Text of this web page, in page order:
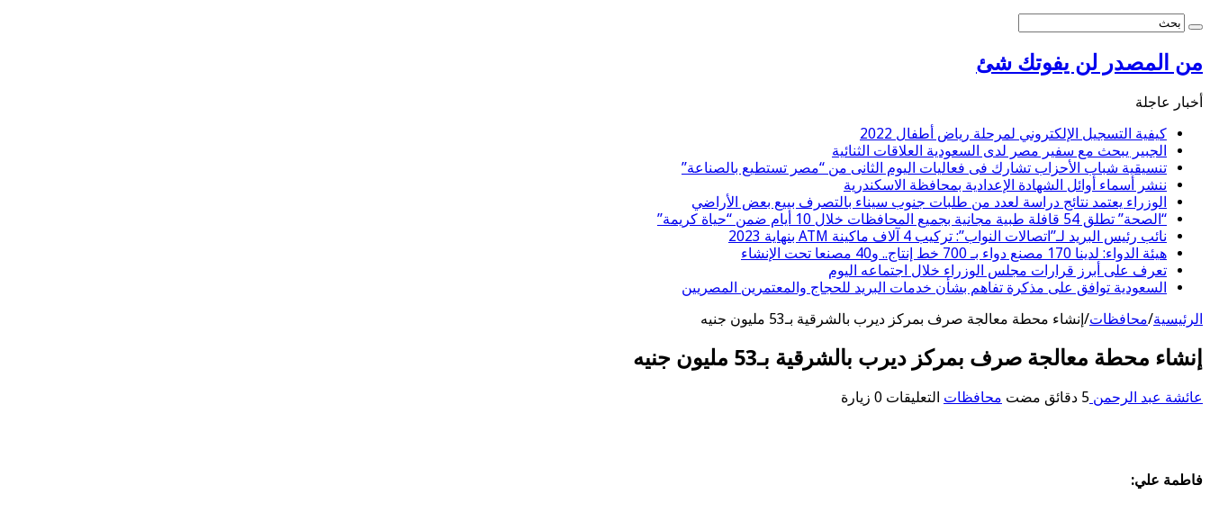
من المصدر لن يفوتك شئ
أخبار عاجلة
كيفية التسجيل الإلكتروني لمرحلة رياض أطفال 2022
الجبير يبحث مع سفير مصر لدى السعودية العلاقات الثنائية
تنسيقية شباب الأحزاب تشارك فى فعاليات اليوم الثانى من “مصر تستطيع بالصناعة”
ننشر أسماء أوائل الشهادة الإعدادية بمحافظة الاسكندرية
الوزراء يعتمد نتائج دراسة لعدد من طلبات جنوب سيناء بالتصرف بييع بعض الأراضي
“الصحة” تطلق 54 قافلة طبية مجانية بجميع المحافظات خلال 10 أيام ضمن “حياة كريمة”
نائب رئيس البريد لـ”اتصالات النواب”: تركيب 4 آلاف ماكينة ATM بنهاية 2023
هيئة الدواء: لدينا 170 مصنع دواء بـ 700 خط إنتاج.. و40 مصنعا تحت الإنشاء
تعرف على أبرز قرارات مجلس الوزراء خلال اجتماعه اليوم
السعودية توافق على مذكرة تفاهم بشأن خدمات البريد للحجاج والمعتمرين المصريين
الرئيسية/محافظات/إنشاء محطة معالجة صرف بمركز ديرب بالشرقية بـ53 مليون جنيه
إنشاء محطة معالجة صرف بمركز ديرب بالشرقية بـ53 مليون جنيه
عائشة عبد الرحمن محافظات التعليقات على
0 زيارة
فاطمة علي: